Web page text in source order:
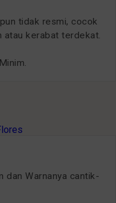
tidak resmi, cocok
atau kerabat terdekat.
dan Warnanya cantik-